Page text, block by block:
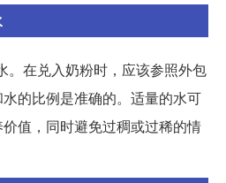
。在兑入奶粉时，应该参照外包
的比例是准确的。适量的水可
值，同时避免过稠或过稀的情